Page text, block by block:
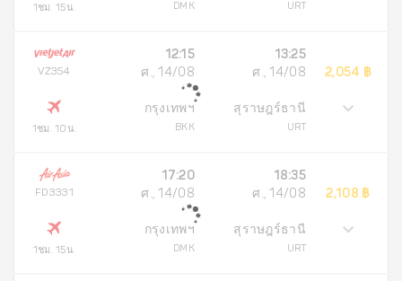
1ชม. 15น. DMK URT
VZ354
1ชม. 10น.
12:15
ศ., 14/08
กรุงเทพฯ
BKK
13:25
ศ., 14/08
สุราษฎร์ธานี
URT
2,054 ฿
FD3331
1ชม. 15น.
17:20
ศ., 14/08
กรุงเทพฯ
DMK
18:35
ศ., 14/08
สุราษฎร์ธานี
URT
2,108 ฿